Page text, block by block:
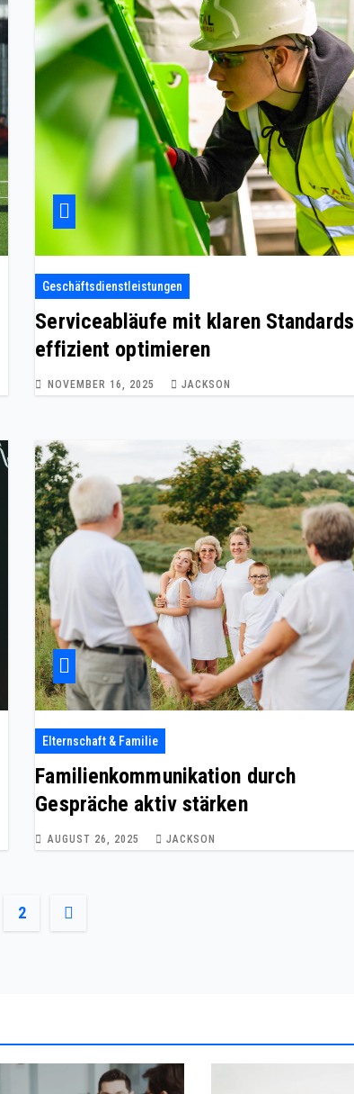
Geschäftsdienstleistungen
Serviceabläufe mit klaren Standards
effizient optimieren
NOVEMBER 16, 2025 JACKSON
Elternschaft & Familie
Familienkommunikation durch
Gespräche aktiv stärken
AUGUST 26, 2025 JACKSON
2